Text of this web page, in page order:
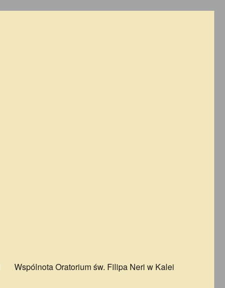
Wspólnota Oratorium św. Filipa Neri w Kalei